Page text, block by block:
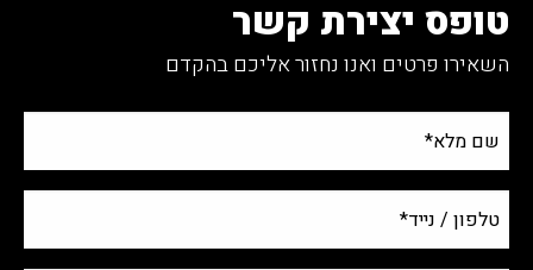
טופס יצירת קשר
השאירו פרטים ואנו נחזור אליכם בהקדם